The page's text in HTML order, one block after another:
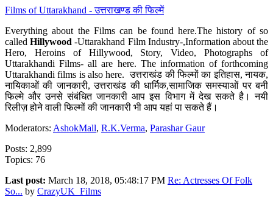
Films of Uttarakhand - उत्तराखण्ड की फिल्में
Everything about the Films can be found here.The history of so
calledHillywood-Uttarakhand Film Industry-,Information about the
Hero, Heroins of Hillywood, Story, Video, Photographs of
Uttarakhandi Films- all are here. The information of forthcoming
Uttarakhandi films is also here. उत्तराखंड की फिल्मों का इतिहास, नायक,
नायिकाओं की जानकारी, उत्तराखंड की धार्मिक,सामाजिक समस्याओं पर बनी
फिल्मे और उनसे संबंधित जानकारी आप इस विभाग में देख सकते है। नयी
रिलीज़ होने वाली फिल्मों की जानकारी भी आप यहां पा सकते हैं।
Moderators: AshokMall, R.K.Verma, Parashar Gaur
Posts: 2,899
Topics: 76
Last post: March 18, 2018, 05:48:17 PM Re: Actresses Of Folk
So... by CrazyUK_Films